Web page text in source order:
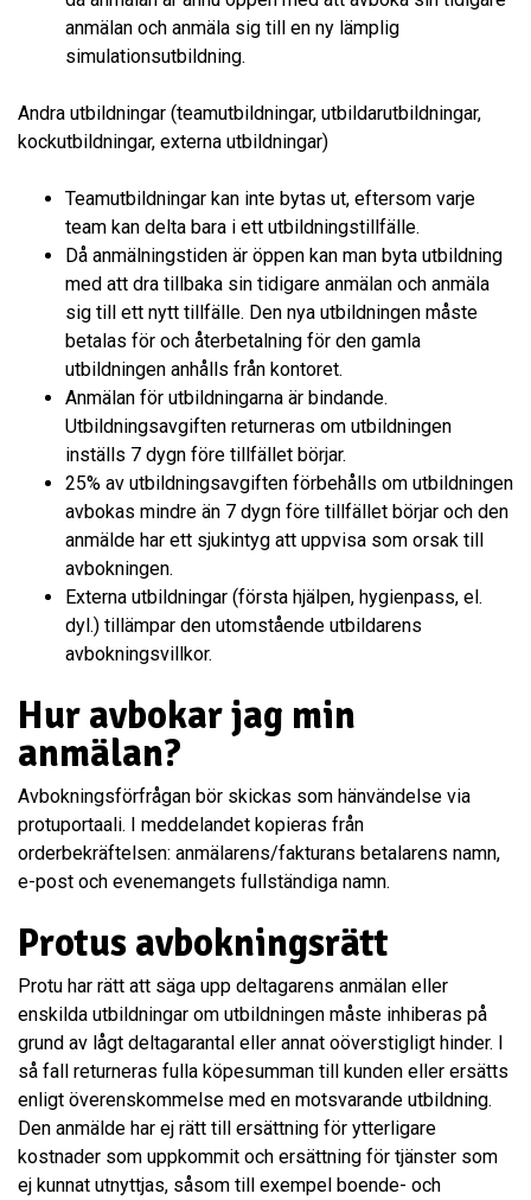
anmälan och anmäla sig till en ny lämplig
simulationsutbildning.
Andra utbildningar (teamutbildningar, utbildarutbildningar,
kockutbildningar, externa utbildningar)
Teamutbildningar kan inte bytas ut, eftersom varje
team kan delta bara i ett utbildningstillfälle.
Då anmälningstiden är öppen kan man byta utbildning
med att dra tillbaka sin tidigare anmälan och anmäla
sig till ett nytt tillfälle. Den nya utbildningen måste
betalas för och återbetalning för den gamla
utbildningen anhålls från kontoret.
Anmälan för utbildningarna är bindande.
Utbildningsavgiften returneras om utbildningen
inställs 7 dygn före tillfället börjar.
25% av utbildningsavgiften förbehålls om utbildningen
avbokas mindre än 7 dygn före tillfället börjar och den
anmälde har ett sjukintyg att uppvisa som orsak till
avbokningen.
Externa utbildningar (första hjälpen, hygienpass, el.
dyl.) tillämpar den utomstående utbildarens
avbokningsvillkor.
Hur avbokar jag min
anmälan?
Avbokningsförfrågan bör skickas som hänvändelse via
protuportaali. I meddelandet kopieras från
orderbekräftelsen: anmälarens/fakturans betalarens namn,
e-post och evenemangets fullständiga namn.
Protus avbokningsrätt
Protu har rätt att säga upp deltagarens anmälan eller
enskilda utbildningar om utbildningen måste inhiberas på
grund av lågt deltagarantal eller annat oöverstigligt hinder. I
så fall returneras fulla köpesumman till kunden eller ersätts
enligt överenskommelse med en motsvarande utbildning.
Den anmälde har ej rätt till ersättning för ytterligare
kostnader som uppkommit och ersättning för tjänster som
ej kunnat utnyttjas, såsom till exempel boende- och